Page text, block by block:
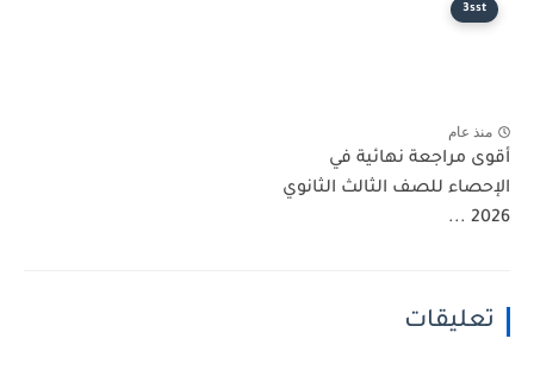
3sst
منذ عام
أقوى مراجعة نهائية في
الإحصاء للصف الثالث الثانوي
2026 ...
تعليقات